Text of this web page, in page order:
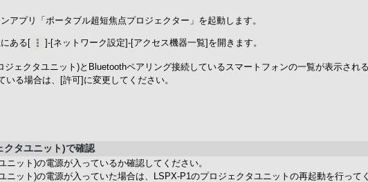
アプリ「ポータブル超短焦点プロジェクター」を起動します。
ある[ ]-[ネットワーク設定]-[アクセス機器一覧]を開きます。
ジェクタユニット)とBluetoothペアリング接続しているスマートフォンの一覧が表示され
いる場合は、[許可]に変更してください。
クタユニット)で確認
ニット)の電源が入っているか確認してください。
ニット)の電源が入っていた場合は、LSPX-P1のプロジェクタユニットの再起動を行って